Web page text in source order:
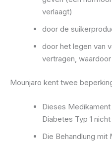
verlaagt)
door de
door het legen van
vertragen,
Mounjaro kent twee
Dieses
Diabetes Typ 1
Die Behandlung mit